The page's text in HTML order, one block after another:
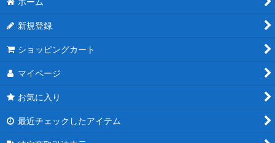
新規登録
ショッピングカート
マイページ
お気に入り
最近チェックしたアイテム